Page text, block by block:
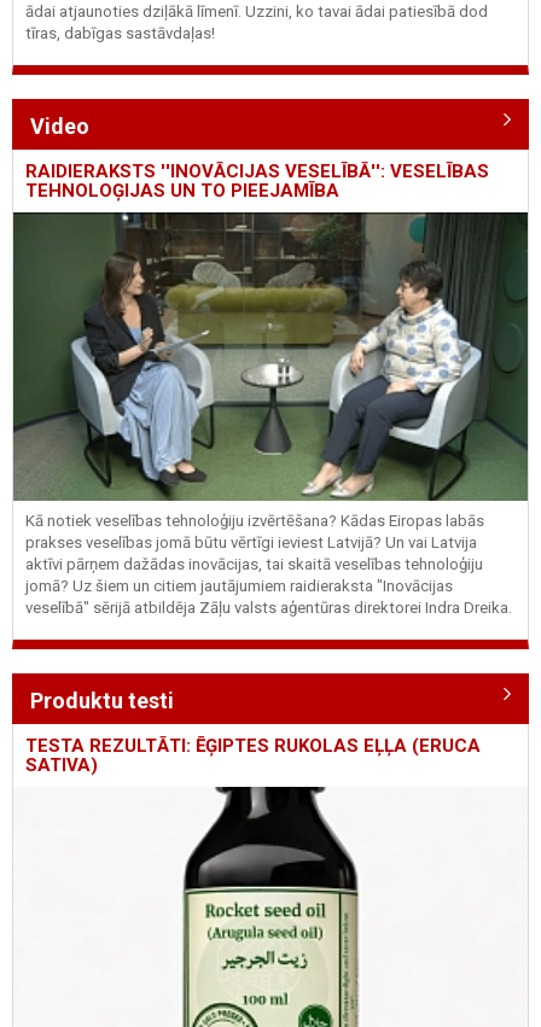
ādai atjaunoties dziļākā līmenī. Uzzini, ko tavai ādai patiesībā dod
tīras, dabīgas sastāvdaļas!
Video
RAIDIERAKSTS ''INOVĀCIJAS VESELĪBĀ'': VESELĪBAS
TEHNOLOĢIJAS UN TO PIEEJAMĪBA
Kā notiek veselības tehnoloģiju izvērtēšana? Kādas Eiropas labās
prakses veselības jomā būtu vērtīgi ieviest Latvijā? Un vai Latvija
aktīvi pārņem dažādas inovācijas, tai skaitā veselības tehnoloģiju
jomā? Uz šiem un citiem jautājumiem raidieraksta "Inovācijas
veselībā" sērijā atbildēja Zāļu valsts aģentūras direktorei Indra Dreika.
Produktu testi
TESTA REZULTĀTI: ĒĢIPTES RUKOLAS EĻĻA (ERUCA
SATIVA)